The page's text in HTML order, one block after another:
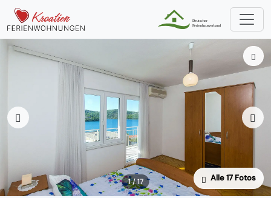
1 / 17 Alle 17 Fotos